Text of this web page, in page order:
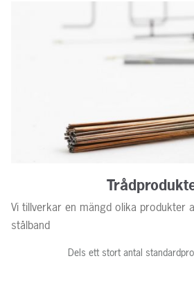
Vi tillverkar en mängd olika produkter
stålband
Dels ett stort antal